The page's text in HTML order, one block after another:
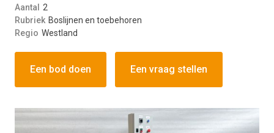
Aantal
2
Rubriek Boslijnen en toebehoren
Regio Westland
Een bod doen Een vraag stellen